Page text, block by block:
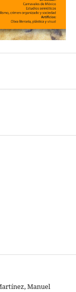
Manuel